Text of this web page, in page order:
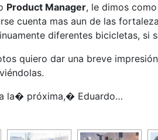
Product Manager, le dimos
cuenta mas aun de las
diferentes bicicletas, si
quiero dar una breve
la� próxima,� Eduardo…